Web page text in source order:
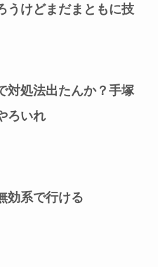
うけどまだまともに技
対処法出たんか？手塚
ろいれ
効系で行ける